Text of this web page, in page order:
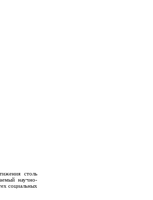
столь
научно-
социальных